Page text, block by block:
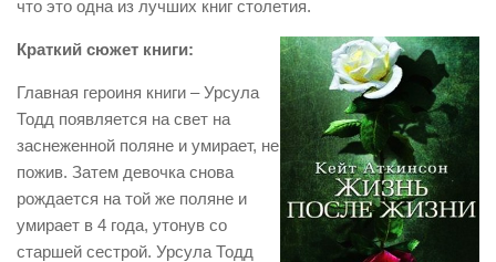
что это одна из лучших книг столетия.
Краткий сюжет книги:
Главная героиня книги – Урсула
Тодд появляется на свет на
заснеженной поляне и умирает, не
пожив. Затем девочка снова
рождается на той же поляне и
умирает в 4 года, утонув со
старшей сестрой. Урсула Тодд